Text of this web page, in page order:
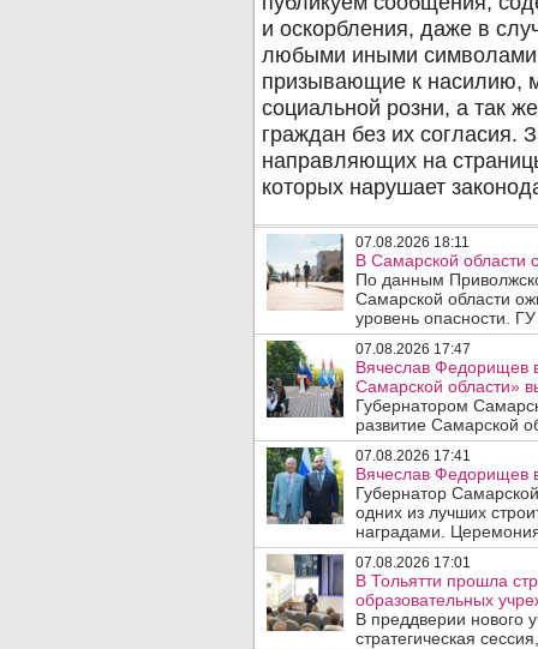
07.08.2026 18:11
В Самарской области
По данным
Самарской области
уровень опасности.
07.08.2026 17:47
Вячеслав Федорищев
Самарской области»
Губернатором
развитие Самарской
07.08.2026 17:41
Вячеслав Федорищев
Губернатор
одних из лучших
наградами.
07.08.2026 17:01
В Тольятти прошла
образовательных
В преддверии нового
стратегическая